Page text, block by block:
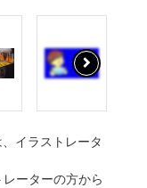
、イラストレータ
ーターの方から